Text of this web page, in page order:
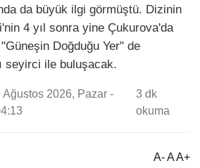
da büyük ilgi görmüştü. Dizinin
4 yıl sonra yine Çukurova'da
Doğduğu Yer" de
seyirci ile buluşacak.
Ağustos 2026, Pazar -
3 dk
okuma
A- A A+